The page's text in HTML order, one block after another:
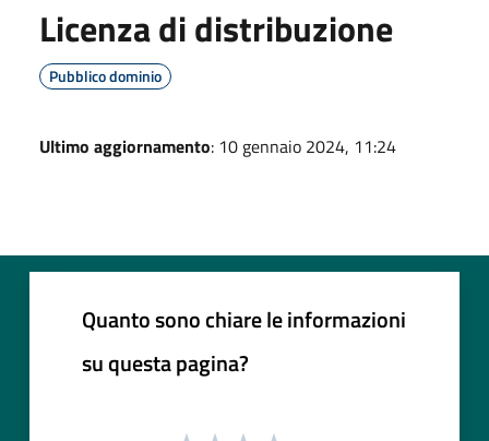
Licenza di distribuzione
Pubblico dominio
Ultimo aggiornamento: 10 gennaio 2024, 11:24
Quanto sono chiare le informazioni
su questa pagina?